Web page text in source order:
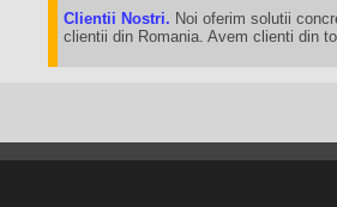
Clientii Nostri. Noi oferim solutii
clientii din Romania. Avem clienti din